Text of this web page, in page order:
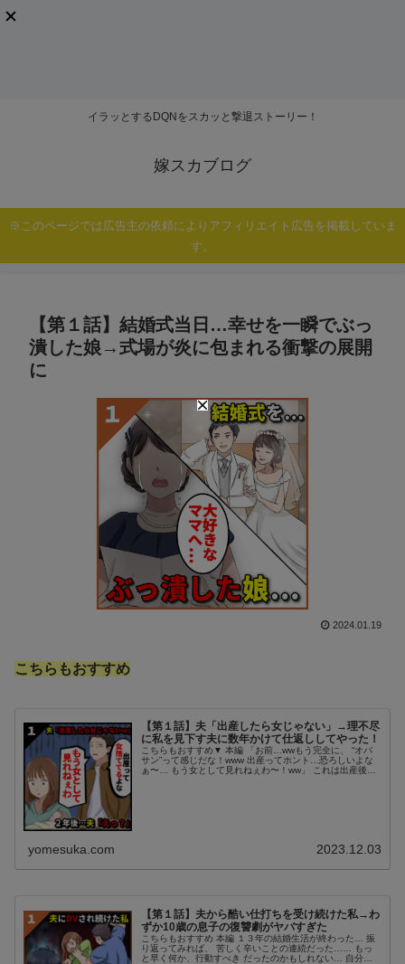
イラッとするDQNをスカッと撃退ストーリー！
嫁スカブログ
※このページでは広告主の依頼によりアフィリエイト広告を掲載していま
す。
【第１話】結婚式当日…幸せを一瞬でぶっ
潰した娘→式場が炎に包まれる衝撃の展開
に
2024.01.19
こちらもおすすめ
【第１話】夫「出産したら女じゃない」→理不尽
に私を見下す夫に数年かけて仕返ししてやった！
こちらもおすすめ▼ 本編 「お前…wwもう完全に、 “オバ
サン”って感じだな！www 出産ってホント…恐ろしいよな
ぁ〜… もう女として見れねぇわ〜！ww」 これは出産後、
yomesuka.com 2023.12.03
【第１話】夫から酷い仕打ちを受け続けた私→わ
ずか10歳の息子の復讐劇がヤバすぎた
こちらもおすすめ 本編 １３年の結婚生活が終わった… 振
り返ってみれば、 苦しく辛いことの連続だった…… もっ
と早く何か、行動すべき だったのかもしれない… 自分の